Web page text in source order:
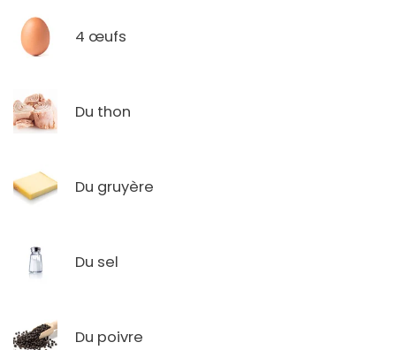
4 œufs
Du thon
Du gruyère
Du sel
Du poivre